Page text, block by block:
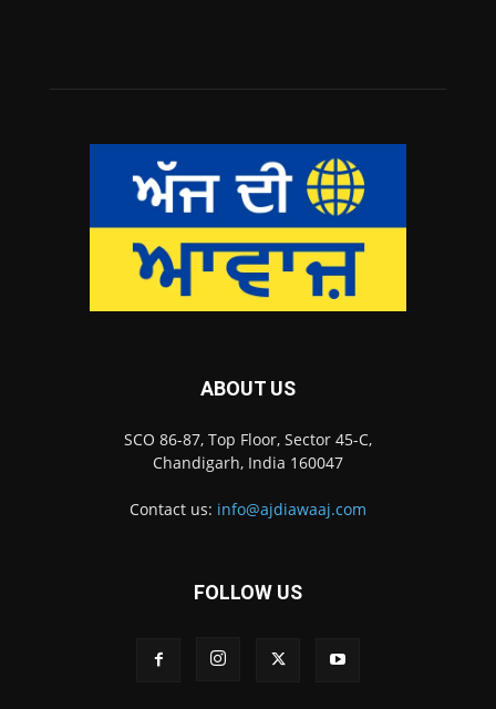
ABOUT US
SCO 86-87, Top Floor, Sector 45-C,
Chandigarh, India 160047
Contact us: info@ajdiawaaj.com
FOLLOW US